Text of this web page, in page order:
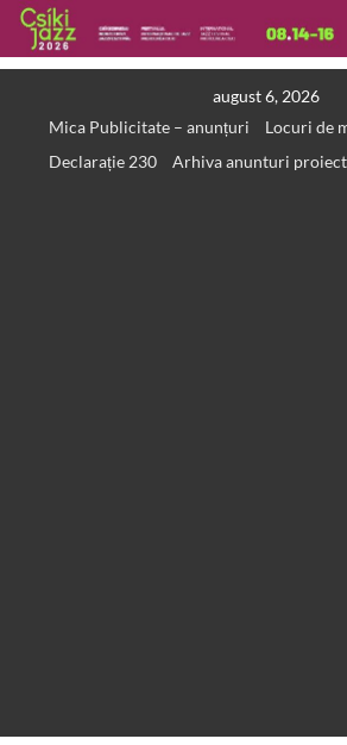
august 6, 2026
Mica Publicitate – anunțuri
Locuri de
Declarație 230
Arhiva anunturi